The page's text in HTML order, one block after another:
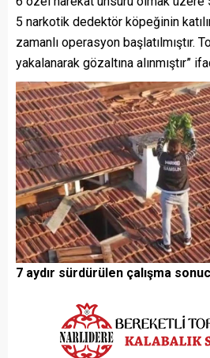
5 narkotik dedektör köpeğinin
zamanlı operasyon başlatılmıştır.
yakalanarak gözaltına alınmıştır”
7 aydır sürdürülen çalışma